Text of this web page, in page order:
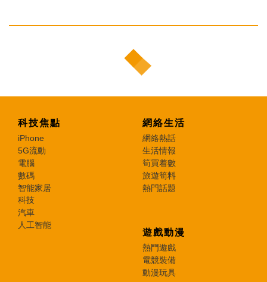
科技焦點
iPhone
5G流動
電腦
數碼
智能家居
科技
汽車
人工智能
網絡生活
網絡熱話
生活情報
筍買着數
旅遊筍料
熱門話題
遊戲動漫
熱門遊戲
電競裝備
動漫玩具